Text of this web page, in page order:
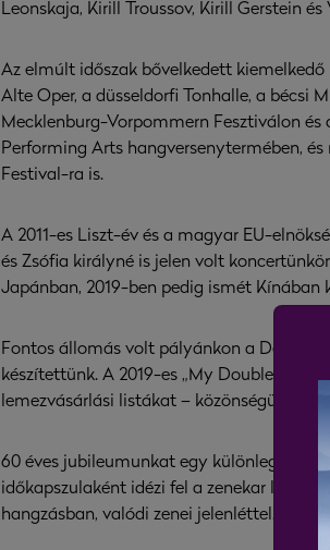
Leonskaja, Kirill Troussov, Kirill Gerstein
Az elmúlt időszak bővelkedett
Alte Oper, a düsseldorfi Tonhalle, a bécsi
Mecklenburg-Vorpommern Fesztiválon
Performing Arts hangversenytermében,
Festival-ra is.
A 2011-es Liszt-év és a magyar EU-
és Zsófia királyné is jelen volt
Japánban, 2019-ben pedig ismét Kínában
Fontos állomás volt pályánkon a
készítettünk. A 2019-es „My Double
lemezvásárlási listákat – közönségünk
60 éves jubileumunkat egy különleges
időkapszulaként idézi fel a zenekar
hangzásban, valódi zenei jelenléttel.